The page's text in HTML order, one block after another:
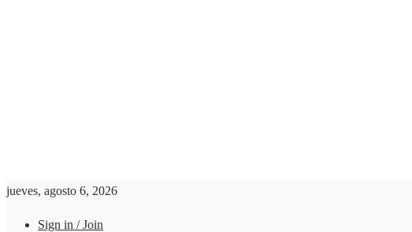
jueves, agosto 6, 2026
Sign in / Join